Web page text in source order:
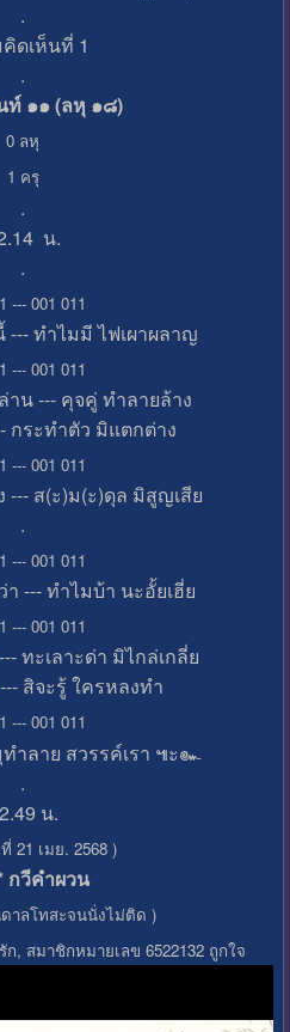
.
ดเห็นที่ 1
.
ท์ ๑๑ (ลหุ ๑๘)
0 ลหุ
1 ครุ
.
น.
.
--- 001 011
ทำไมมี ไฟเผาผลาญ
--- 001 011
น --- คุจคู่ ทำลายล้าง
กระทำตัว มิแตกต่าง
--- 001 011
--- ส(ะ)ม(ะ)ดุล มิสูญเสีย
.
--- 001 011
--- ทำไมบ้า นะอั้ยเฮี่ย
--- 001 011
ทะเลาะด่า มิไกล่เกลี่ย
สิจะรู้ ใครหลงทำ
--- 001 011
ำลาย สวรรค์เรา ๚ะ๛
.
น.
21 เมย. 2568 )
กวีคำผวน
าลโทสะจนนั่งไม่ติด )
, สมาชิกหมายเลข 6522132 ถูกใจ